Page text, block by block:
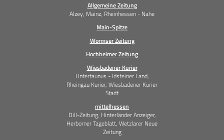
Allgemeine Zeitung
Alzey, Mainz, Rheinhessen - Nahe
Main-Spitze
Wormser Zeitung
Hochheimer Zeitung
Wiesbadener Kurier
Untertaunus - Idsteiner Land,
Rheingau Kurier, Wiesbadener Kurier
Stadt
mittelhessen
Dill-Zeitung, Hinterländer Anzeiger,
Herborner Tageblatt, Wetzlarer Neue
Zeitung